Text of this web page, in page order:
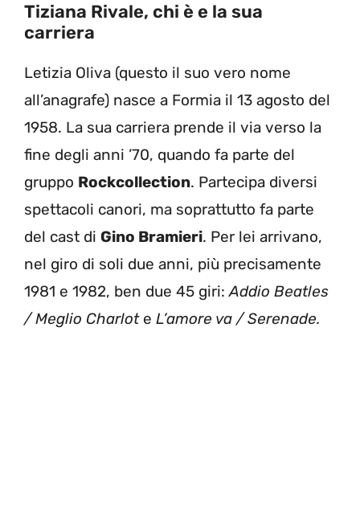
Tiziana Rivale, chi è e la sua
carriera
Letizia Oliva (questo il suo vero nome
all’anagrafe) nasce a Formia il 13 agosto del
1958. La sua carriera prende il via verso la
fine degli anni ’70, quando fa parte del
gruppo Rockcollection. Partecipa diversi
spettacoli canori, ma soprattutto fa parte
del cast di Gino Bramieri. Per lei arrivano,
nel giro di soli due anni, più precisamente
1981 e 1982, ben due 45 giri:Addio Beatles
/ Meglio Charlot e L’amore va / Serenade.